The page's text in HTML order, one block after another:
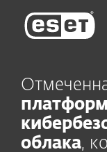
облака,